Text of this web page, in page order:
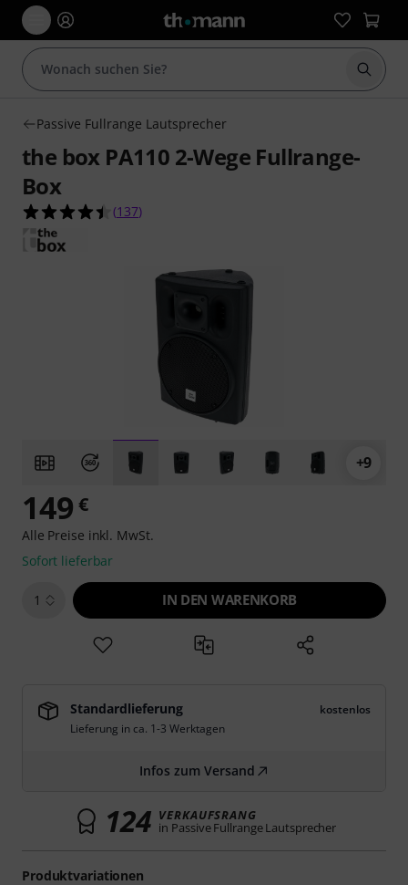
Suche
Passive Fullrange Lautsprecher
the box PA110 2-Wege Fullrange-
Box
4.5 von 5 Sternen aus 137 Kundenbewertungen
(137)
+9
Produktvariationen
149 €
Alle Preise inkl. MwSt.
Sofort lieferbar
1 IN DEN WARENKORB
Standardlieferung
kostenlos
Lieferung in ca. 1-3 Werktagen
Infos zum Versand
124 VERKAUFSRANG
in Passive Fullrange Lautsprecher